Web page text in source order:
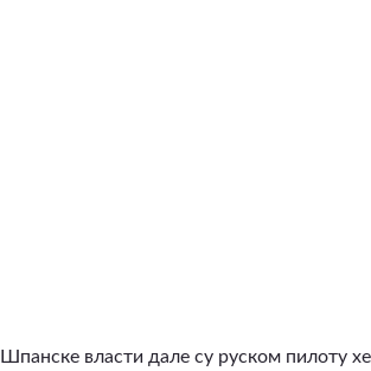
Шпанске власти дале су руском пилоту